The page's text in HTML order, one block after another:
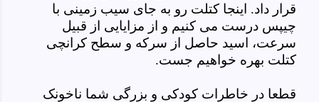
قرار داد. اینجا کتلت رو به جای سیب زمینی با
چیپس درست می کنیم و از مزایایی از قبیل
سرعت، اسید حاصل از سرکه و سطح کرانچی
کتلت بهره خواهیم جست.
قطعا در خاطرات کودکی و بزرگی شما ناخونک